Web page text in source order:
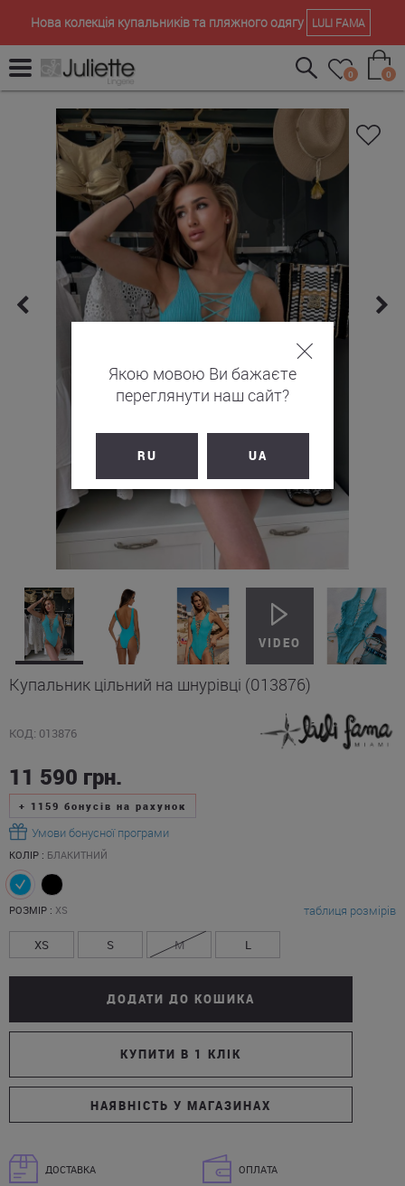
Нова колекція купальників та пляжного одягу LULI FAMA
0 0
Купальник цільний на шнурівці (013876)
КОД: 013876
11 590 грн.
+ 1159 бонусів на рахунок
Умови бонусної програми
КОЛІР : БЛАКИТНИЙ
РОЗМІР : XS таблиця розмірів
XS S M L
ДОДАТИ ДО КОШИКА
КУПИТИ В 1 КЛІК
НАЯВНІСТЬ У МАГАЗИНАХ
ДОСТАВКА ОПЛАТА
Якою мовою Ви бажаєте
переглянути наш сайт?
RU UA